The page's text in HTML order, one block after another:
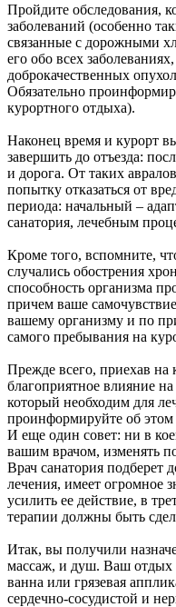
Пройдите обследования,
заболеваний (особенно
связанные с дорожными
его обо всех
доброкачественных
Обязательно
курортного отдыха).
Наконец время и курорт
завершить до отъезда:
и дорога. От таких
попытку отказаться от
периода: начальный –
санатория, лечебным
Кроме того, вспомните,
случались обострения
способность организма
причем ваше
вашему организму и по
самого пребывания на
Прежде всего, приехав на
благоприятное влияние
который необходим для
проинформируйте об этом
И еще один совет: ни в
вашим врачом, изменять
Врач санатория подберет
лечения, имеет огромное
усилить ее действие, в
терапии должны быть
Итак, вы получили
массаж, и душ. Ваш отдых
ванна или грязевая
сердечно-сосудистой и